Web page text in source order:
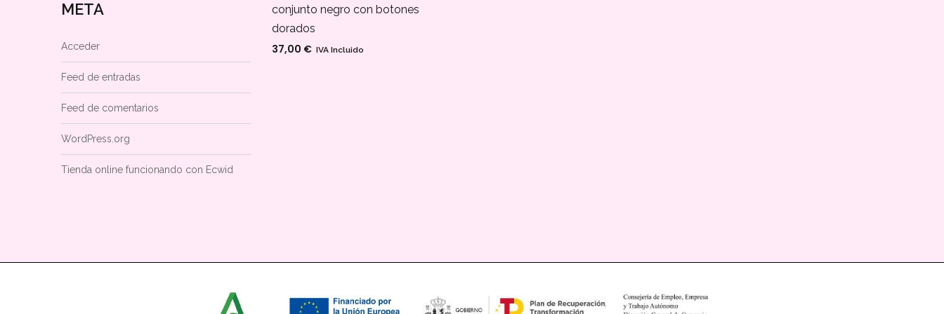
META
Acceder
Feed de entradas
Feed de comentarios
WordPress.org
Tienda online funcionando con Ecwid
conjunto negro con botones
dorados
37,00 € IVA Incluido